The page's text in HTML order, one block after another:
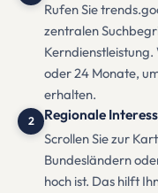
Rufen Sie
zentralen
Kerndienstleistung.
oder 24 Monate,
erhalten.
2 Regionale
Scrollen Sie zur
Bundesländern
hoch ist. Das hilft